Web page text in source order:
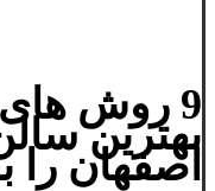
9 روش
بهترین
اصفهان را